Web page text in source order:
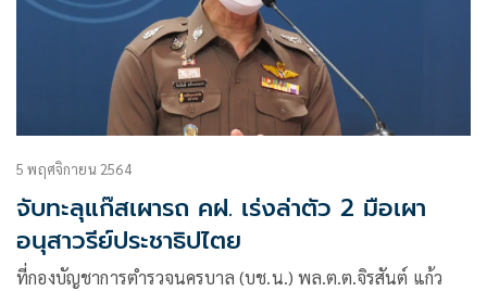
5 พฤศจิกายน 2564
จับทะลุแก๊สเผารถ คฝ. เร่งล่าตัว 2 มือเผา
อนุสาวรีย์ประชาธิปไตย
ที่กองบัญชาการตำรวจนครบาล (บช.น.) พล.ต.ต.จิรสันต์ แก้ว